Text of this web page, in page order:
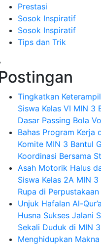
Prestasi
Sosok Inspiratif
Sosok Inspiratif
Tips dan Trik
Tingkatkan
Siswa Kelas VI MIN 3
Dasar Passing Bola
Bahas Program Kerja
Komite MIN 3 Bantul
Koordinasi Bersama
Asah Motorik Halus
Siswa Kelas 2A MIN
Rupa di Perpustakaan
Unjuk Hafalan Al-
Husna Sukses Jalani
Sekali Duduk di MIN
Menghidupkan Makna